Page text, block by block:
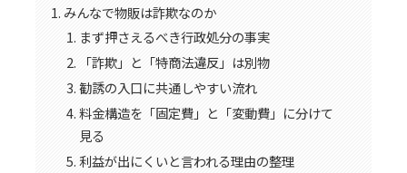
みんなで物販は詐欺なのか
まず押さえるべき行政処分の事実
「詐欺」と「特商法違反」は別物
勧誘の入口に共通しやすい流れ
料金構造を「固定費」と「変動費」に分けて
見る
利益が出にくいと言われる理由の整理